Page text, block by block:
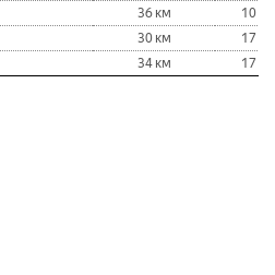
36 км
10
30 км
17
34 км 17